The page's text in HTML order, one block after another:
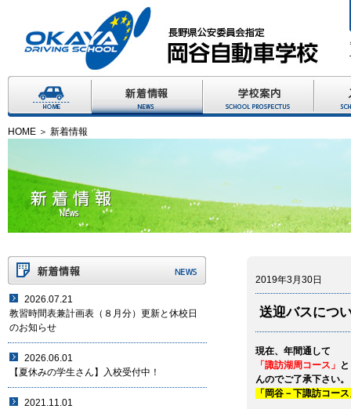
HOME ＞ 新着情報
2026.07.21
教習時間表兼計画表（８月分）更新と休校日
のお知らせ
2026.06.01
【夏休みの学生さん】入校受付中！
2021.11.01
2019年3月30日
送迎バスにつ
現在、年間通して
「諏訪湖周コース」 と
んのでご了承下さい。
「岡谷－下諏訪コー